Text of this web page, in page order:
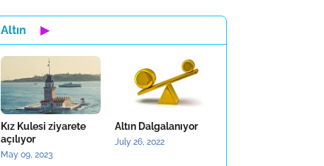
Altın ▶
Kız Kulesi ziyarete
açılıyor
May 09, 2023
Altın Dalgalanıyor
July 26, 2022